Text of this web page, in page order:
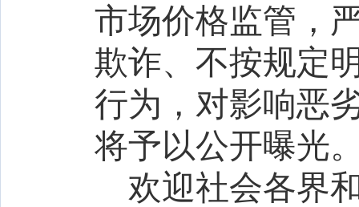
市场价格监管，
欺诈、不按规定
行为，对影响恶
将予以公开曝光
欢迎社会各界